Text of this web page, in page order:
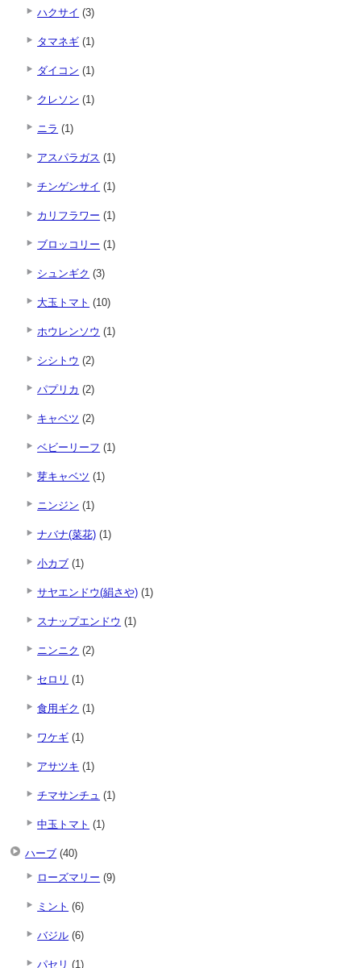
ハクサイ (3)
タマネギ (1)
ダイコン (1)
クレソン (1)
ニラ (1)
アスパラガス (1)
チンゲンサイ (1)
カリフラワー (1)
ブロッコリー (1)
シュンギク (3)
大玉トマト (10)
ホウレンソウ (1)
シシトウ (2)
パプリカ (2)
キャベツ (2)
ベビーリーフ (1)
芽キャベツ (1)
ニンジン (1)
ナバナ(菜花) (1)
小カブ (1)
サヤエンドウ(絹さや) (1)
スナップエンドウ (1)
ニンニク (2)
セロリ (1)
食用ギク (1)
ワケギ (1)
アサツキ (1)
チマサンチュ (1)
中玉トマト (1)
ハーブ (40)
ローズマリー (9)
ミント (6)
バジル (6)
パセリ (1)